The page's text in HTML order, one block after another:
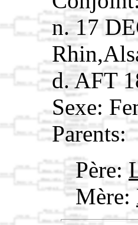
n. 17
d. AFT
Sexe:
Parents:
Père:
Mère: